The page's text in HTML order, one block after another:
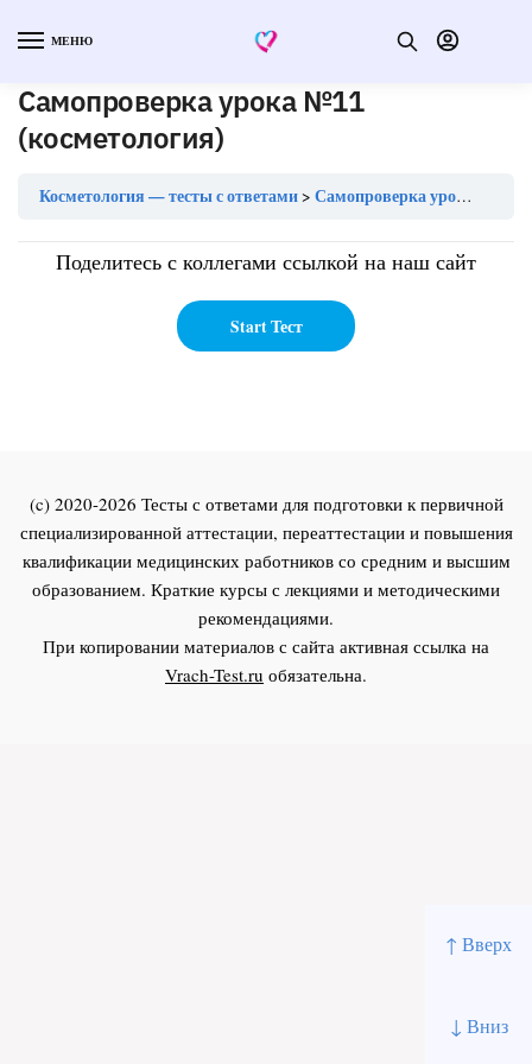
↑ Вверх
↓ Вниз
МЕНЮ
Самопроверка урока №11
(косметология)
Косметология — тесты с ответами Самопроверка урока №11 (косметология)
Поделитесь с коллегами ссылкой на наш сайт
(c) 2020-2026 Тесты с ответами для подготовки к первичной
специализированной аттестации, переаттестации и повышения
квалификации медицинских работников со средним и высшим
образованием. Краткие курсы с лекциями и методическими
рекомендациями.
При копировании материалов с сайта активная ссылка на
Vrach-Test.ru обязательна.